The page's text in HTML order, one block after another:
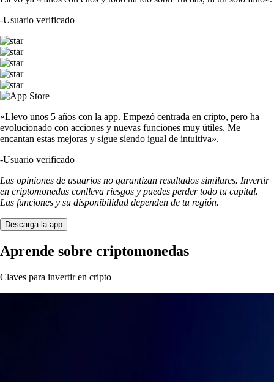
-Usuario verificado
«Llevo unos 5 años con la app. Empezó centrada en cripto, pero ha
evolucionado con acciones y nuevas funciones muy útiles. Me
encantan estas mejoras y sigue siendo igual de intuitiva».
-Usuario verificado
Las opiniones de usuarios no garantizan resultados similares. Invertir
en criptomonedas conlleva riesgos y puedes perder todo tu capital.
Las funciones y su disponibilidad dependen de tu región.
Descarga la app
Aprende sobre criptomonedas
Claves para invertir en cripto